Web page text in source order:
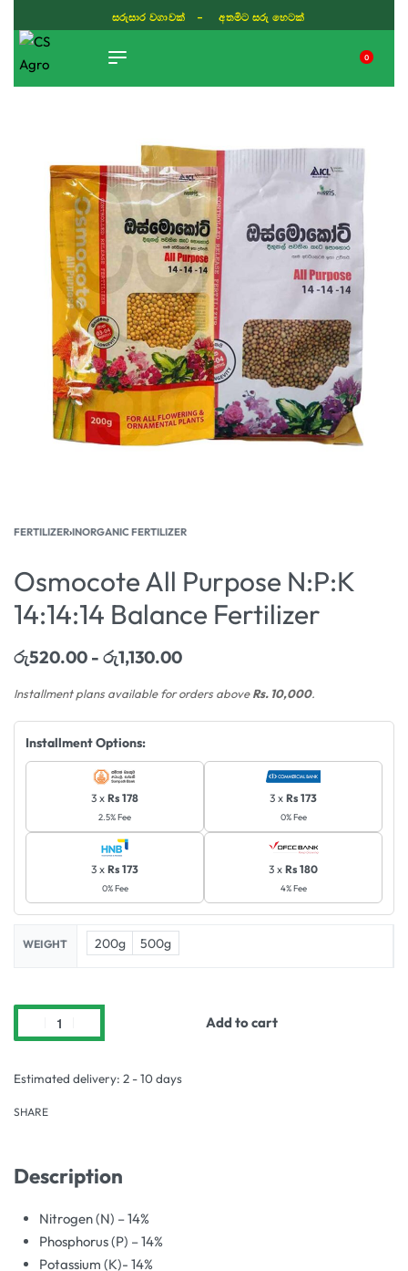
සරුසාර වගාවක් - අතමිට සරු හෙටක්
0
FERTILIZER›INORGANIC FERTILIZER
Osmocote All Purpose N:P:K
14:14:14 Balance Fertilizer
රු520.00 රු1,130.00
Installment plans available for orders aboveRs. 10,000.
Installment Options:
3 x Rs 178
2.5% Fee
3 x Rs 173
0% Fee
3 x Rs 173
0% Fee
3 x Rs 180
4% Fee
WEIGHT 200g 500g
Add to cart
Estimated delivery: 2 - 10 days
SHARE
Description
Nitrogen (N) – 14%
Phosphorus (P) – 14%
Potassium (K)- 14%